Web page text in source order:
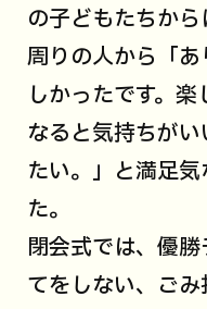
の子どもたちか
周りの人から「
しかったです。
なると気持ちが
たい。」と満足
た。
閉会式では、優
てをしない、ご